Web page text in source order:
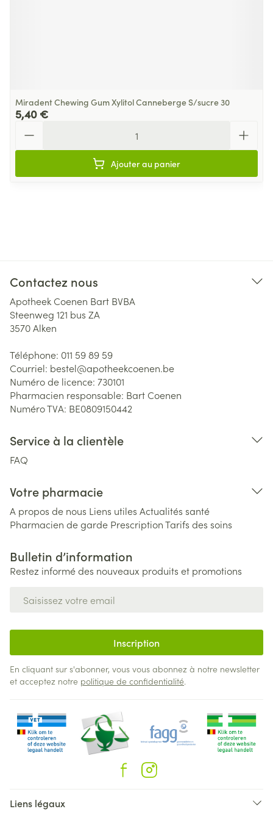
Miradent Chewing Gum Xylitol Canneberge S/sucre 30
5,40 €
Ajouter au panier
Contactez nous
Apotheek Coenen Bart BVBA
Steenweg 121 bus ZA
3570Alken
Téléphone: 011 59 89 59
Courriel: bestel@apotheekcoenen.be
Numéro de licence: 730101
Pharmacien responsable: Bart Coenen
Numéro TVA: BE0809150442
Service à la clientèle
FAQ
Votre pharmacie
A propos de nous Liens utiles Actualités santé
Pharmacien de garde PrescriptionTarifs des soins
Bulletin d’information
Restez informé des nouveaux produits et promotions
Inscription
En cliquant sur s'abonner, vous vous abonnez à notre newsletter
et acceptez notre politique de confidentialité.
Liens légaux